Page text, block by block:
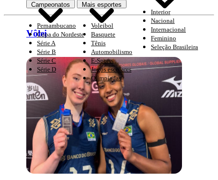
Interior
Nacional
Internacional
Feminino
Seleção Brasileira
Campeonatos
Pernambucano
Copa do Nordeste
Série A
Série B
Série C
Série D
Mais esportes
Voleibol
Basquete
Tênis
Automobilismo
E-Sports
Jogos escolares
Olimpíadas
Vôlei